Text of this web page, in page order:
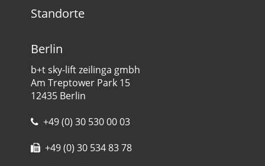
Standorte
Berlin
b+t sky-lift zeilinga gmbh
Am Treptower Park 15
12435 Berlin
+49 (0) 30 530 00 03
+49 (0) 30 534 83 78